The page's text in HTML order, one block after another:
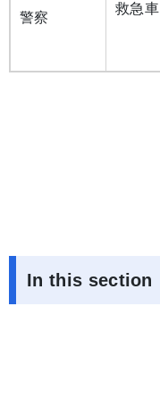
警察
救急車
In this section